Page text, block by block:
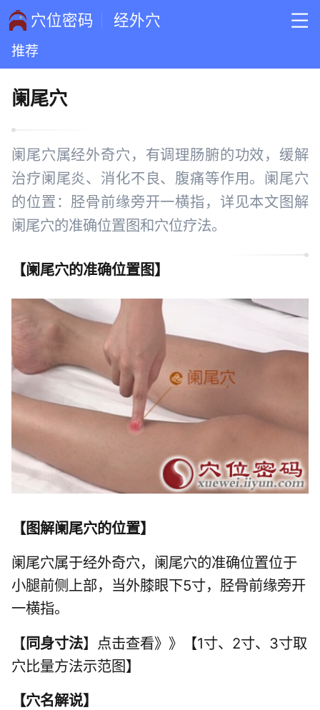
穴位密码 经外穴
推荐
阑尾穴
阑尾穴属经外奇穴，有调理肠腑的功效，缓解
治疗阑尾炎、消化不良、腹痛等作用。阑尾穴
的位置：胫骨前缘旁开一横指，详见本文图解
阑尾穴的准确位置图和穴位疗法。
【阑尾穴的准确位置图】
【图解阑尾穴的位置】
阑尾穴属于经外奇穴，阑尾穴的准确位置位于
小腿前侧上部，当外膝眼下5寸，胫骨前缘旁开
一横指。
【同身寸法】点击查看》》【1寸、2寸、3寸取
穴比量方法示范图】
【穴名解说】